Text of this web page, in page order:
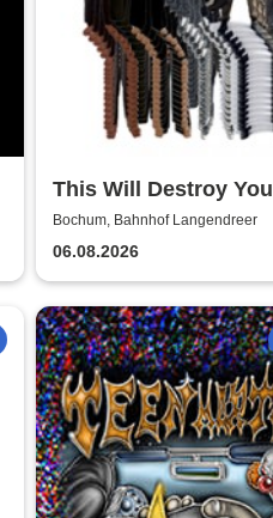
This Will Destroy You
Bochum, Bahnhof Langendreer
06.08.2026